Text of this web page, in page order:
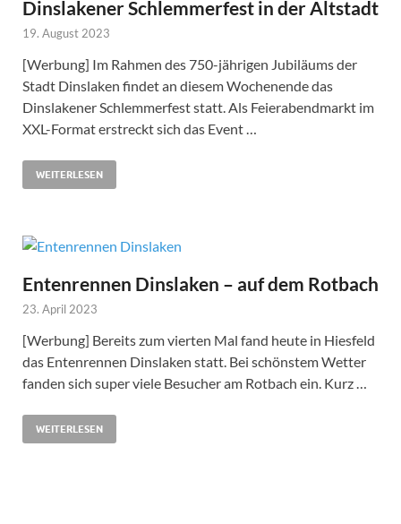
Dinslakener Schlemmerfest in der Altstadt
19. August 2023
[Werbung] Im Rahmen des 750-jährigen Jubiläums der
Stadt Dinslaken findet an diesem Wochenende das
Dinslakener Schlemmerfest statt. Als Feierabendmarkt im
XXL-Format erstreckt sich das Event …
WEITERLESEN
Entenrennen Dinslaken – auf dem Rotbach
23. April 2023
[Werbung] Bereits zum vierten Mal fand heute in Hiesfeld
das Entenrennen Dinslaken statt. Bei schönstem Wetter
fanden sich super viele Besucher am Rotbach ein. Kurz …
WEITERLESEN